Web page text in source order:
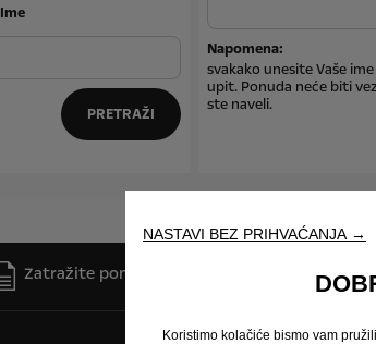
Ime
PRETRAŽI
Napomena:
svakako unesite Vaše
upit. Ponuda neće biti
ste naveli.
Zatražite ponudu Zatražite
NASTAVI BEZ PRIHVAĆANJA →
Koristimo kolačiće bismo vam